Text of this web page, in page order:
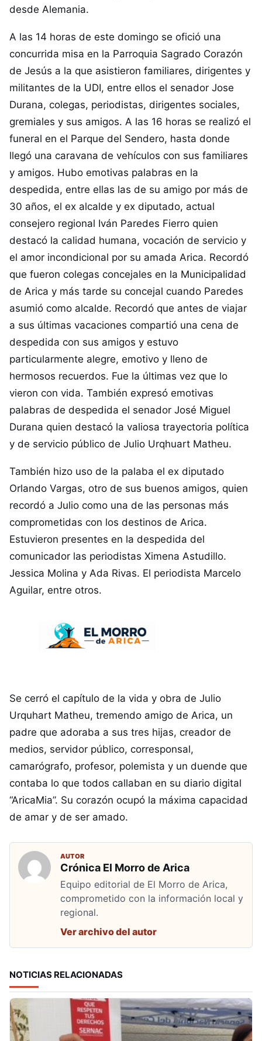
desde Alemania.
A las 14 horas de este domingo se ofició una
concurrida misa en la Parroquia Sagrado Corazón
de Jesús a la que asistieron familiares, dirigentes y
militantes de la UDI, entre ellos el senador Jose
Durana, colegas, periodistas, dirigentes sociales,
gremiales y sus amigos. A las 16 horas se realizó el
funeral en el Parque del Sendero, hasta donde
llegó una caravana de vehículos con sus familiares
y amigos. Hubo emotivas palabras en la
despedida, entre ellas las de su amigo por más de
30 años, el ex alcalde y ex diputado, actual
consejero regional Iván Paredes Fierro quien
destacó la calidad humana, vocación de servicio y
el amor incondicional por su amada Arica. Recordó
que fueron colegas concejales en la Municipalidad
de Arica y más tarde su concejal cuando Paredes
asumió como alcalde. Recordó que antes de viajar
a sus últimas vacaciones compartió una cena de
despedida con sus amigos y estuvo
particularmente alegre, emotivo y lleno de
hermosos recuerdos. Fue la últimas vez que lo
vieron con vida. También expresó emotivas
palabras de despedida el senador José Miguel
Durana quien destacó la valiosa trayectoria política
y de servicio público de Julio Urqhuart Matheu.
También hizo uso de la palaba el ex diputado
Orlando Vargas, otro de sus buenos amigos, quien
recordó a Julio como una de las personas más
comprometidas con los destinos de Arica.
Estuvieron presentes en la despedida del
comunicador las periodistas Ximena Astudillo.
Jessica Molina y Ada Rivas. El periodista Marcelo
Aguilar, entre otros.
Se cerró el capítulo de la vida y obra de Julio
Urquhart Matheu, tremendo amigo de Arica, un
padre que adoraba a sus tres hijas, creador de
medios, servidor público, corresponsal,
camarógrafo, profesor, polemista y un duende que
contaba lo que todos callaban en su diario digital
“AricaMia”. Su corazón ocupó la máxima capacidad
de amar y de ser amado.
AUTOR
Crónica El Morro de Arica
Equipo editorial de El Morro de Arica,
comprometido con la información local y
regional.
Ver archivo del autor
NOTICIAS RELACIONADAS